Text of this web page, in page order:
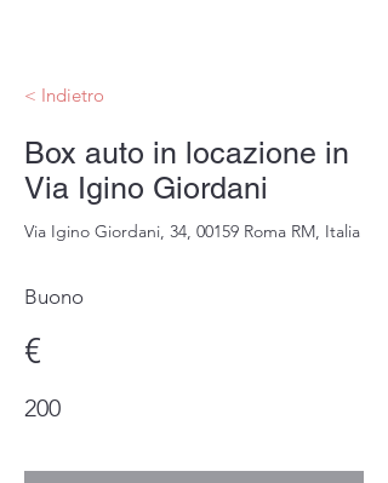
< Indietro
Box auto in locazione in
Via Igino Giordani
Via Igino Giordani, 34, 00159 Roma RM, Italia
Buono
€
200